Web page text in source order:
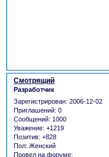
Смотрящий
Разработчик
Зарегистрирован: 2006-12-02
Приглашений: 0
Сообщений: 1000
Уважение: +1219
Позитив: +828
Пол: Женский
Провел на форуме: